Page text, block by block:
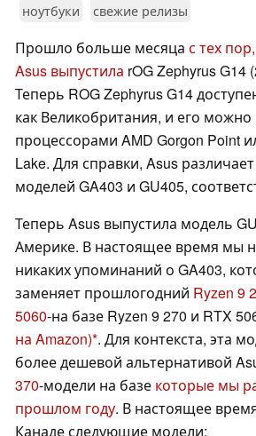
ноутбуки
свежие релизы
Прошло больше месяца с тех
Asus выпустила rOG Zephyrus G14
Теперь ROG Zephyrus G14
как Великобритания, и его можно
процессорами AMD Gorgon Point
Lake. Для справки, Asus
моделей GA403 и GU405,
Теперь Asus выпустила модель
Америке. В настоящее время мы
никаких упоминаний о GA403,
заменяет прошлогодний Ryzen 9
5060-на базе Ryzen 9 270 и RTX
на Amazon) . Для контекста, эта
более дешевой альтернативой
370-модели на базе которые мы
прошлом году. В настоящее
Канаде следующие модели: